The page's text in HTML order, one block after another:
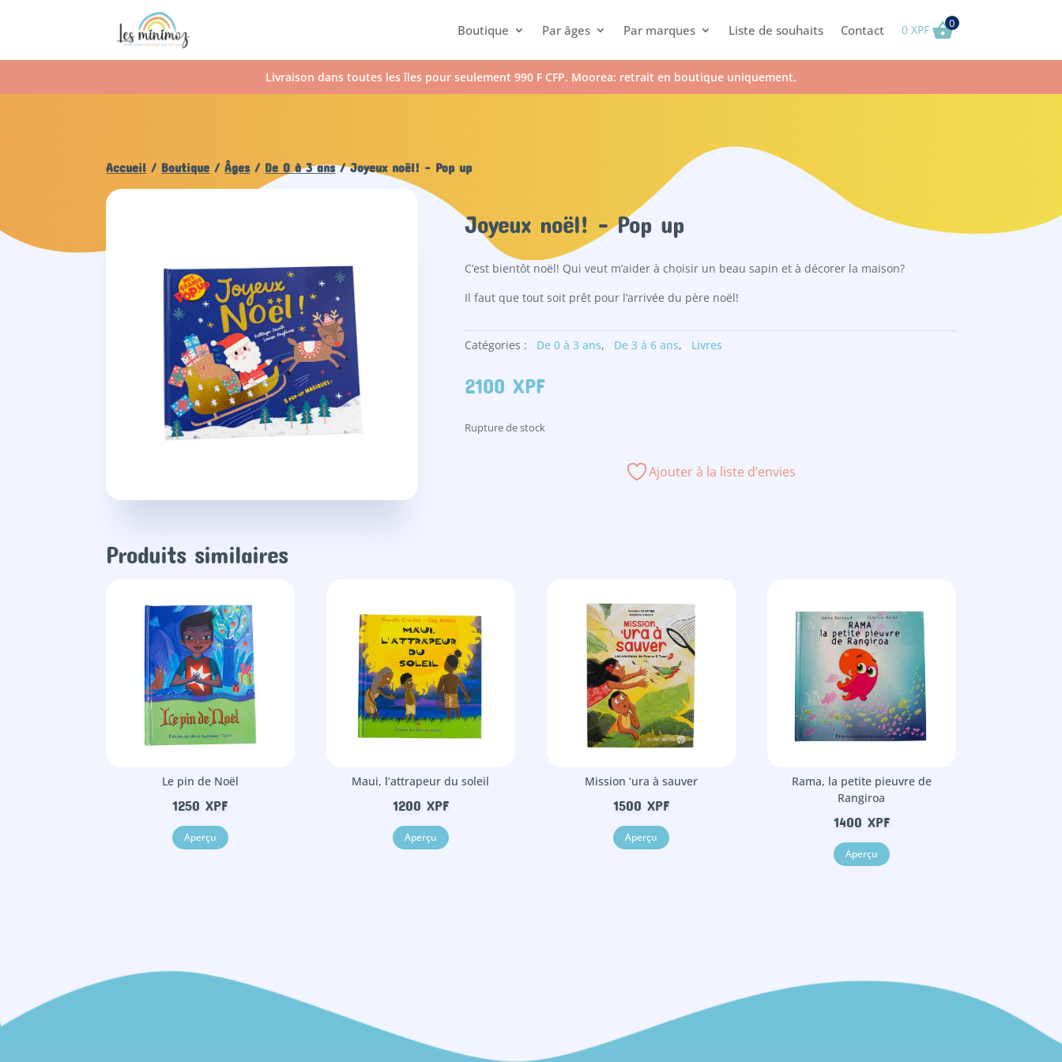
Boutique Par âges Par marques Liste de souhaits Contact 0 XPF 0
Livraison dans toutes les îles pour seulement 990 F CFP. Moorea: retrait en boutique uniquement.
Accueil / Boutique /Âges/ De 0 à 3 ans/ Joyeux noël! – Pop up
Joyeux noël! – Pop up
C’est bientôt noël! Qui veut m’aider à choisir un beau sapin et à décorer la maison?
Il faut que tout soit prêt pour l’arrivée du père noël!
Catégories : De 0 à 3 ans, De 3 à 6 ans, Livres
2100XPF
Rupture de stock
Ajouter à la liste d’envies
Produits similaires
Le pin de Noël
1250XPF
Aperçu
Maui, l’attrapeur du soleil
1200 XPF
Aperçu
Mission ‘ura à sauver
1500 XPF
Aperçu
Rama, la petite pieuvre de
Rangiroa
1400 XPF
Aperçu